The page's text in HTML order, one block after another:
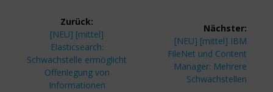
Beitragsnavigation
Zurück:
Vorheriger
Beitrag:
[NEU] [mittel]
Elasticsearch:
Schwachstelle ermöglicht
Offenlegung von
Informationen
Nächster:
Nächster
Beitrag:
[NEU] [mittel] IBM
FileNet und Content
Manager: Mehrere
Schwachstellen